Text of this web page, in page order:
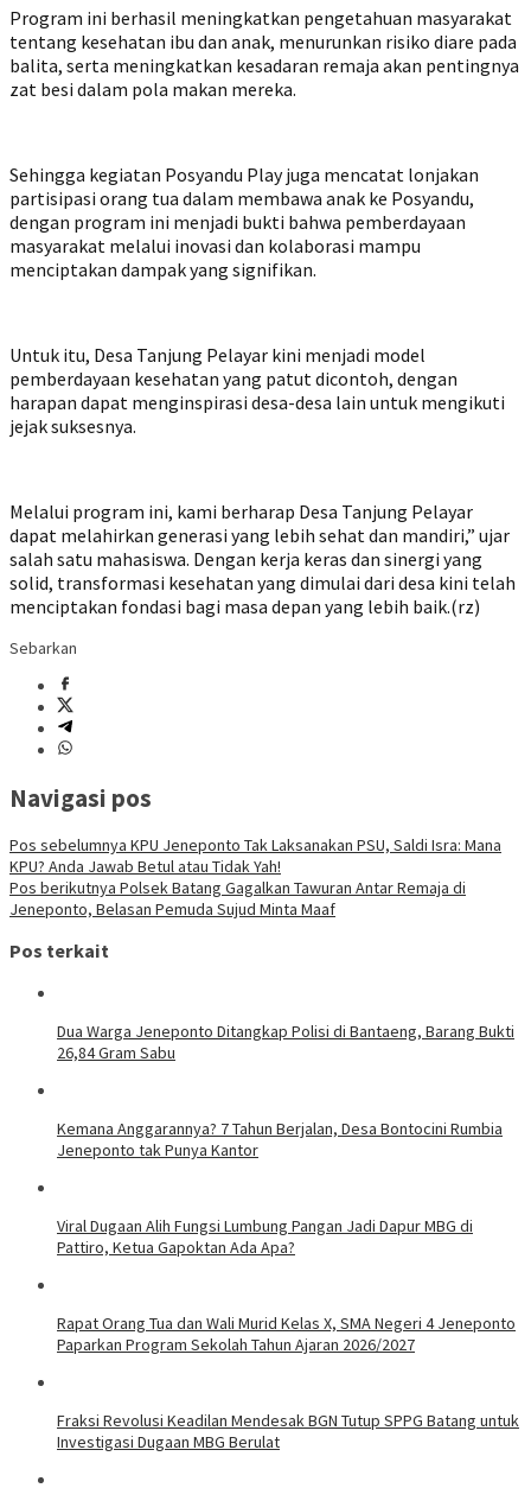
Program ini berhasil meningkatkan pengetahuan masyarakat
tentang kesehatan ibu dan anak, menurunkan risiko diare pada
balita, serta meningkatkan kesadaran remaja akan pentingnya
zat besi dalam pola makan mereka.
Sehingga kegiatan Posyandu Play juga mencatat lonjakan
partisipasi orang tua dalam membawa anak ke Posyandu,
dengan program ini menjadi bukti bahwa pemberdayaan
masyarakat melalui inovasi dan kolaborasi mampu
menciptakan dampak yang signifikan.
Untuk itu, Desa Tanjung Pelayar kini menjadi model
pemberdayaan kesehatan yang patut dicontoh, dengan
harapan dapat menginspirasi desa-desa lain untuk mengikuti
jejak suksesnya.
Melalui program ini, kami berharap Desa Tanjung Pelayar
dapat melahirkan generasi yang lebih sehat dan mandiri,” ujar
salah satu mahasiswa. Dengan kerja keras dan sinergi yang
solid, transformasi kesehatan yang dimulai dari desa kini telah
menciptakan fondasi bagi masa depan yang lebih baik.(rz)
Sebarkan
Navigasi pos
Pos sebelumnya KPU Jeneponto Tak Laksanakan PSU, Saldi Isra: Mana
KPU? Anda Jawab Betul atau Tidak Yah!
Pos berikutnya Polsek Batang Gagalkan Tawuran Antar Remaja di
Jeneponto, Belasan Pemuda Sujud Minta Maaf
Pos terkait
Dua Warga Jeneponto Ditangkap Polisi di Bantaeng, Barang Bukti
26,84 Gram Sabu
Kemana Anggarannya? 7 Tahun Berjalan, Desa Bontocini Rumbia
Jeneponto tak Punya Kantor
Viral Dugaan Alih Fungsi Lumbung Pangan Jadi Dapur MBG di
Pattiro, Ketua Gapoktan Ada Apa?
Rapat Orang Tua dan Wali Murid Kelas X, SMA Negeri 4 Jeneponto
Paparkan Program Sekolah Tahun Ajaran 2026/2027
Fraksi Revolusi Keadilan Mendesak BGN Tutup SPPG Batang untuk
Investigasi Dugaan MBG Berulat